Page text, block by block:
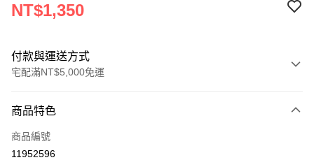
NT$1,350
付款與運送方式
宅配滿NT$5,000免運
信用卡一次付款
LINE Pay
商品特色
商品編號
11952596